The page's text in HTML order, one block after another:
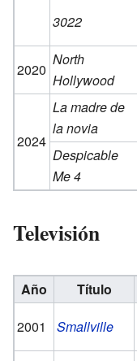
3022
2020
North
Hollywood
2024
La madre de
la novia
Despicable
Me 4
Televisión
Año Título
2001
Smallville